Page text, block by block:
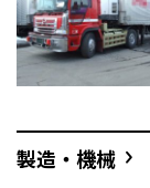
製造・機械